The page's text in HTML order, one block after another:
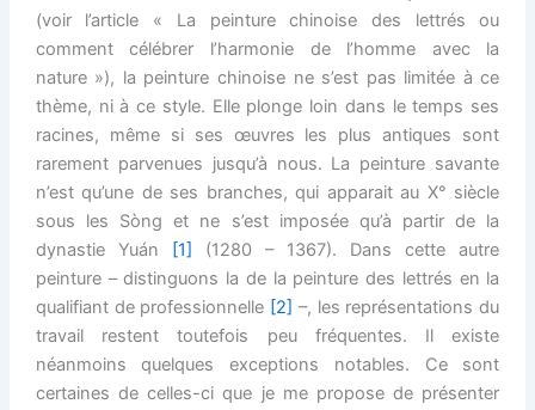
(voir l’article « La peinture chinoise des lettrés ou
comment célébrer l’harmonie de l’homme avec la
nature »), la peinture chinoise ne s’est pas limitée à ce
thème, ni à ce style. Elle plonge loin dans le temps ses
racines, même si ses œuvres les plus antiques sont
rarement parvenues jusqu’à nous. La peinture savante
n’est qu’une de ses branches, qui apparait au X° siècle
sous les Sòng et ne s’est imposée qu’à partir de la
dynastie Yuán
[1]
(1280 – 1367). Dans cette autre
peinture – distinguons la de la peinture des lettrés en la
qualifiant de professionnelle [2] –, les représentations du
travail restent toutefois peu fréquentes. Il existe
néanmoins quelques exceptions notables. Ce sont
certaines de celles-ci que je me propose de présenter